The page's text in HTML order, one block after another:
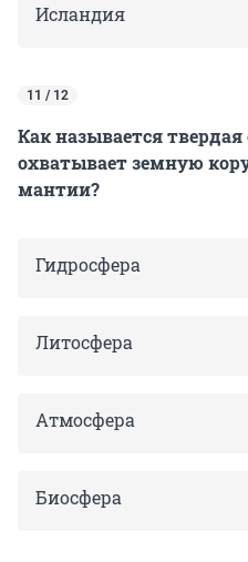
Исландия
11 / 12
Как называется
охватывает земную
мантии?
Гидросфера
Литосфера
Атмосфера
Биосфера